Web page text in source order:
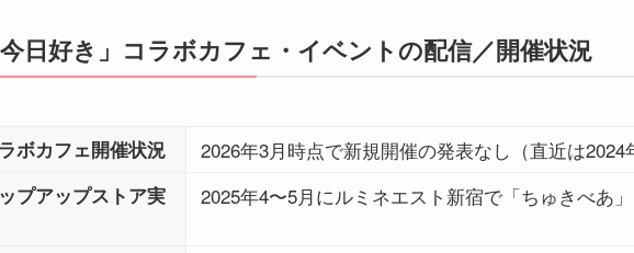
今日好き」コラボカフェ・イベントの配信／開催状況
ボカフェ開催状況 2026年3月時点で新規開催の発表なし（直近は2024
プアップストア実
2025年4〜5月にルミネエスト新宿で「ちゅきべあ